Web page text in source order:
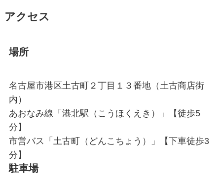
アクセス
場所
名古屋市港区土古町２丁目１３番地（土古商店街
内）
あおなみ線「港北駅（こうほくえき）」【徒歩5
分】
市営バス「土古町（どんこちょう）」【下車徒歩3
分】
駐車場